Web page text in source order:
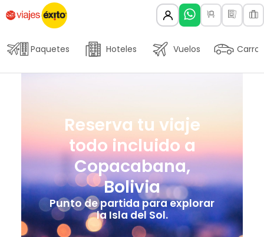
Paquetes Hoteles Vuelos Carros
Reserva tu viaje
todo incluido a
Copacabana,
Bolivia
Punto de partida para explorar
la Isla del Sol.